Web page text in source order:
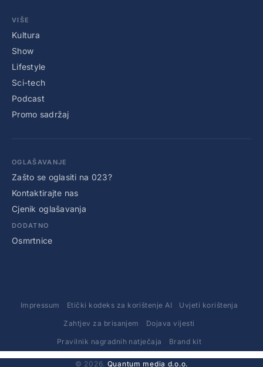
VIŠE
Kultura
Show
Lifestyle
Sci-tech
Podcast
Promo sadržaj
OGLAŠAVANJE
Zašto se oglasiti na 023?
Kontaktirajte nas
Cjenik oglašavanja
DODATNO
Osmrtnice
Impressum Etički kodeks za korištenje AI Uvjeti korištenja
Zahtjev za brisanjem Dojava vijesti
Pravilnik nagradnih natječaja Brand kit
© 2026. Quantum media d.o.o.